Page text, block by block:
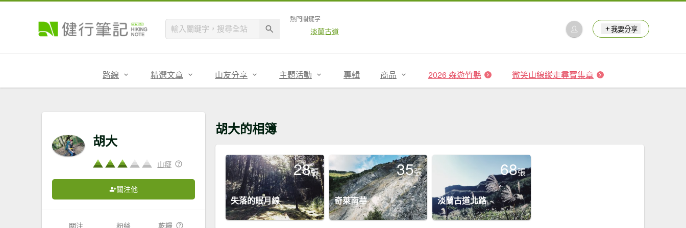
熱門關鍵字
淡蘭古道 我要分享
路線 精選文章 山友分享 主題活動 專輯 商品 2026 森遊竹縣 微笑山線縱走尋寶集章
胡大
山癡
關注他
關注 粉絲 乾糧
胡大的相簿
28張
失落的眠月線
35張
奇萊南華
68張
淡蘭古道北路